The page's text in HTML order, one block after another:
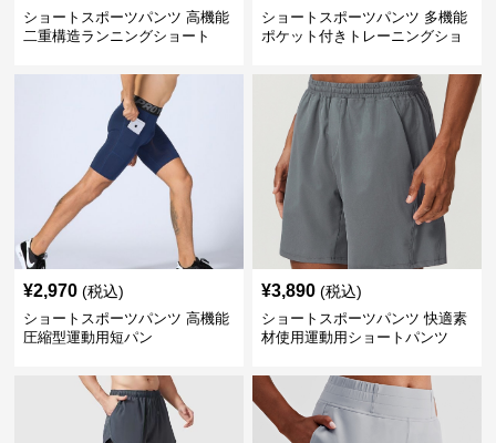
ショートスポーツパンツ 高機能
二重構造ランニングショート
ショートスポーツパンツ 多機能
ポケット付きトレーニングショ
¥2,970 (税込)
ショートスポーツパンツ 高機能
圧縮型運動用短パン
¥3,890 (税込)
ショートスポーツパンツ 快適素
材使用運動用ショートパンツ